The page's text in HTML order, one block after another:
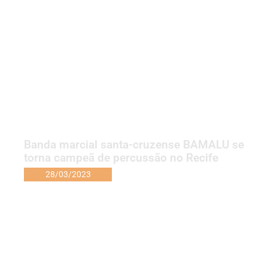
Banda marcial santa-cruzense BAMALU se
torna campeã de percussão no Recife
28/03/2023